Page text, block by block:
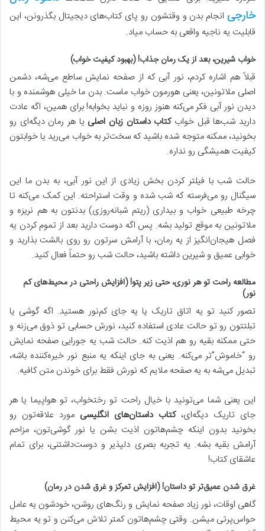
خارجی انجام بدن و وقتشون رو پای کتاب‌های دیجیتال بگذرونن، این
قابلیت یه ناجیه واقعی به حساب میاد.
خواب شیرین، بعد از یک رمان جذاب! (بهبود کیفیت خواب)
قبلاً هم اشاره کردم، نور آبی که از صفحه نمایش ساطع می‌شه، دشمن
اصلی ملاتونین، یعنی هورمون خواب ماست. بدن ما خیلی هوشمنده و با
دیدن نور آبی فکر می‌کنه هنوز روزه و نباید بخوابه! برای همین، اگه عادت
دارید شب‌ها قبل خوابکتاب داستان زبان اصلی یا هر رمان دیگه‌ای رو
بخونید، ممکنه متوجه شده باشید که سخت‌تر به خواب می‌رید یا خوابتون
کیفیت همیشگی رو نداره.
حالت شب با فیلتر کردن بخش زیادی از این نور آبی، به بدن ما این
سیگنال رو می‌فرسته که شب شده و وقت استراحته. این کمک می‌کنه تا
چرخه طبیعی خواب و بیداری (ریتم شبانه‌روزی) بدنتون به هم نریزه و
ملاتونین به موقع تولید بشه. پس اگه دوست دارید بعد از تموم کردن یه
فصل هیجان‌انگیز از یه رمان، با آرامش سرتون رو روی بالشت بذارید و
خوابی عمیق و شیرین داشته باشید، حالت شب رو حتماً فعال کنید.
مطالعه راحت تو هر نوری، حتی زیر پتو! (افزایش راحتی در محیط‌های کم
نور)
تصور کنید تو یه اتاق تاریک یا یه جای کم‌نور هستید. اگه گوشی یا
تبلتتون رو تو حالت عادی استفاده کنید، نورش حسابی تو ذوق می‌زنه و
حتی ممکنه بقیه رو هم اذیت کنه. حالت شب یه جورایی صفحه نمایش
رو “خاموش”تر می‌کنه. یعنی به جای اینکه یه منبع نور خیره‌کننده باشه،
تبدیل می‌شه به یه صفحه ملایم که نورش فقط برای خوندن متن کافیه.
این یعنی شما می‌تونید با خیال راحت تو رختخواب، تو هواپیما یا هر
جای تاریک دیگه‌ای،کتاب داستان‌های انگلیسی مورد علاقه‌تون رو
بخونید بدون اینکه چشم‌هاتون اذیت بشن یا نور گوشی‌تون، مزاحم
آرامش بقیه بشه. یه تجربه بصری دلپذیر و دوست‌داشتنی، برای تمام
عاشقای کتاب!
غرق شدن عمیق‌تر تو داستان! (افزایش تمرکز و غرق شدن در رمان)
گاهی اوقات، نور زیاد صفحه نمایش و رنگ‌های روشن، خودشون یه عامل
حواس‌پرتی میشن. وقتی چشم‌هاتون کمتر تلاش می‌کنن و تو یه محیط